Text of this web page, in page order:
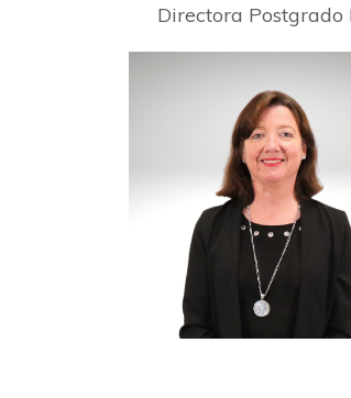
Directora Postgrado